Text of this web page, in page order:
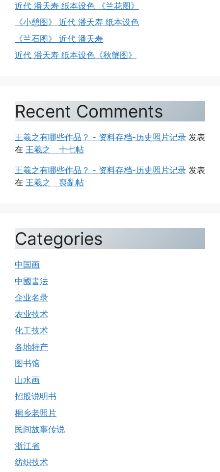
近代 潘天寿 纸本设色 《兰花图》
《小憩图》 近代 潘天寿 纸本设色
《兰石图》 近代 潘天寿
近代 潘天寿 纸本设色《秋蟹图》
Recent Comments
王羲之有哪些作品？ - 资料存档-历史照片记录 发表
在 王羲之 十七帖
王羲之有哪些作品？ - 资料存档-历史照片记录 发表
在 王羲之 喪亂帖
Categories
中国画
中國書法
企业名录
农业技术
化工技术
各地特产
图书馆
山水画
招股说明书
桐乡老照片
民间故事传说
浙江省
纺织技术